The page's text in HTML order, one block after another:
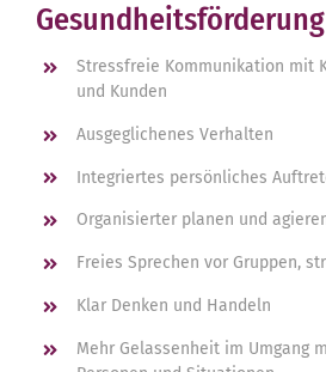
Gesundheitsförderung
Stressfreie Kommunikation mit
und Kunden
Ausgeglichenes Verhalten
Integriertes persönliches
Organisierter planen und
Freies Sprechen vor Gruppen,
Klar Denken und Handeln
Mehr Gelassenheit im Umgang